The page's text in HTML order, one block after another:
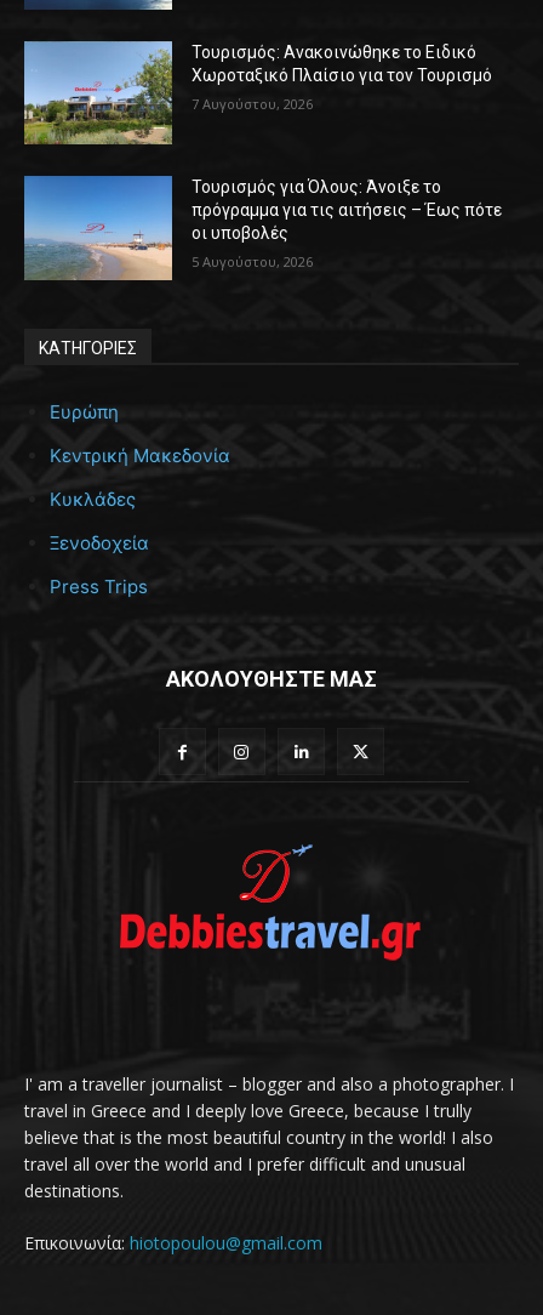
Τουρισμός: Ανακοινώθηκε το Ειδικό
Χωροταξικό Πλαίσιο για τον Τουρισμό
7 Αυγούστου, 2026
Τουρισμός για Όλους: Άνοιξε το
πρόγραμμα για τις αιτήσεις – Έως πότε
οι υποβολές
5 Αυγούστου, 2026
ΚΑΤΗΓΟΡΙΕΣ
Ευρώπη
Κεντρική Μακεδονία
Κυκλάδες
Ξενοδοχεία
Press Trips
ΑΚΟΛΟΥΘΗΣΤΕ ΜΑΣ
I' am a traveller journalist – blogger and also a photographer. I
travel in Greece and I deeply love Greece, because I trully
believe that is the most beautiful country in the world! I also
travel all over the world and I prefer difficult and unusual
destinations.
Επικοινωνία: hiotopoulou@gmail.com